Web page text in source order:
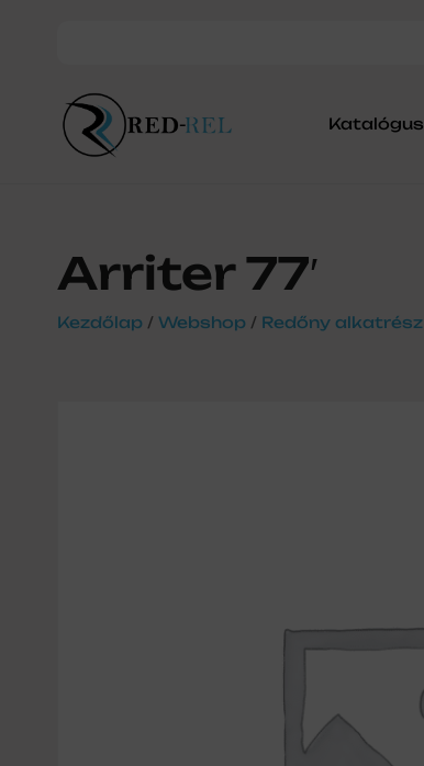
Katalógus
Arriter 77′
Kezdőlap / Webshop / Redőny alkatrész